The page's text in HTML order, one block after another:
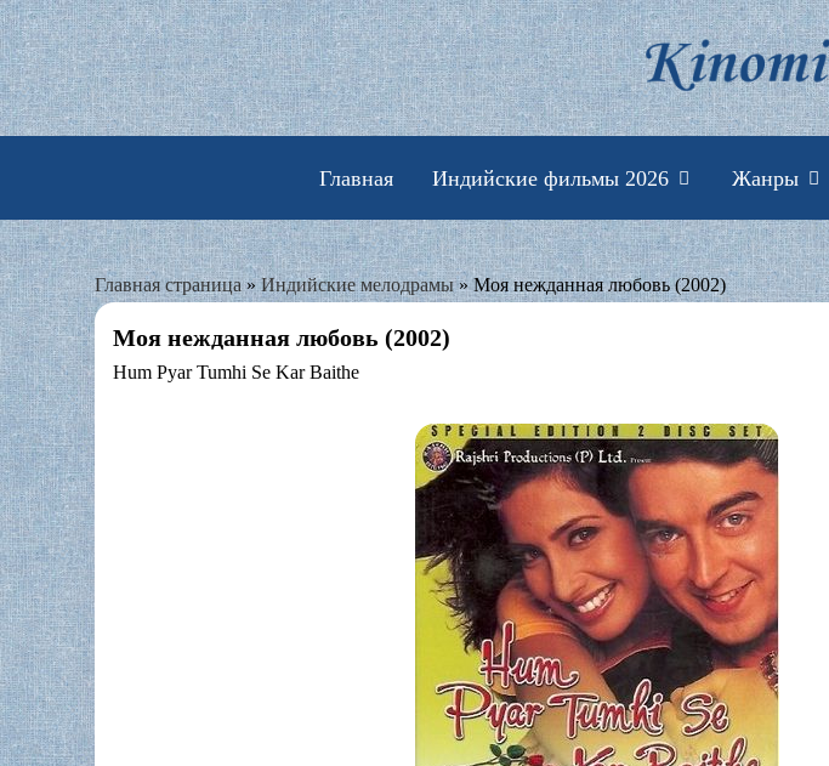
Skip
to
content
Главная Индийские фильмы 2026 Жанры
Главная страница»Индийские мелодрамы»Моя нежданная любовь (2002)
Моя нежданная любовь (2002)
Hum Pyar Tumhi Se Kar Baithe